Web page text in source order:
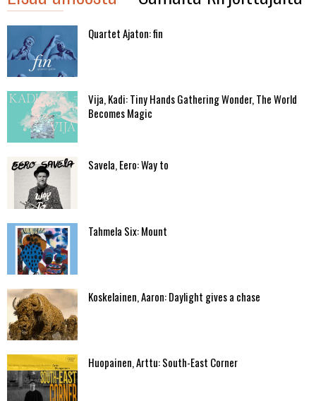
Quartet Ajaton: fin
Vija, Kadi: Tiny Hands Gathering Wonder, The World
Becomes Magic
Savela, Eero: Way to
Tahmela Six: Mount
Koskelainen, Aaron: Daylight gives a chase
Huopainen, Arttu: South-East Corner